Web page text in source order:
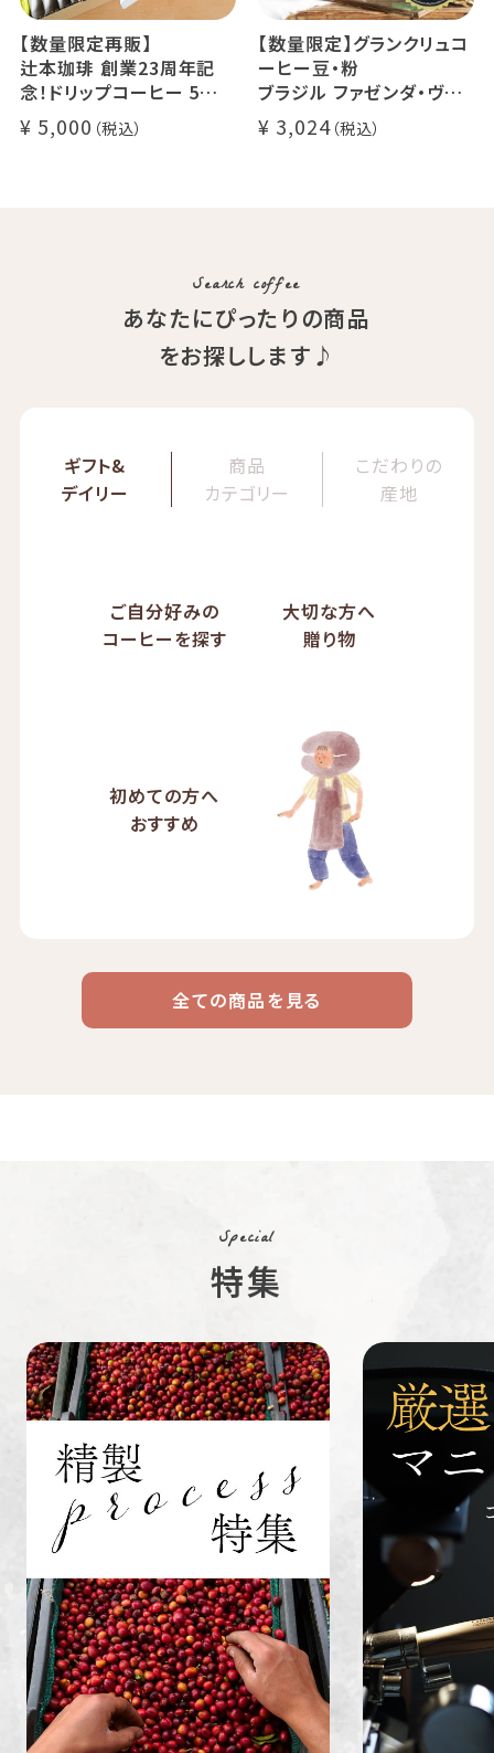
【数量限定再販】
辻本珈琲 創業23周年記
念！ドリップコーヒー 5種
50杯セット
アニバーサリーブレンド（コ
5,000
【数量限定】グランクリュコ
ーヒー豆・粉
ブラジル ファゼンダ・ヴァ
レ・ド・クリスタル（100g /
200g / 1kg）
3,024
Search coffee
あなたにぴったりの商品
をお探しします♪
ギフト&
デイリー
商品
カテゴリー
こだわりの
産地
ご自分好みの
コーヒーを探す
大切な方へ
贈り物
初めての方へ
おすすめ
コーヒー
リキッド
コーヒー
豆・粉
すてきな道
具
生活雑貨 福袋
業務用 定期便
ケニア
ブラジル
インドネシ
ア
ホンジュラ
ミャンマー ルワンダ
全ての商品を見る
Special
特集